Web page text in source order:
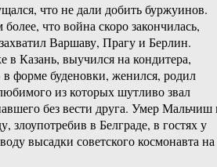
что не дали добить буржуинов.
что война скоро закончилась,
Варшаву, Прагу и Берлин.
в Казань, выучился на кондитера,
форме буденовки, женился, родил
из которых шутливо звал
без вести друга. Умер Мальчиш
злоупотребив в Белграде, в гостях у
высадки советского космонавта на